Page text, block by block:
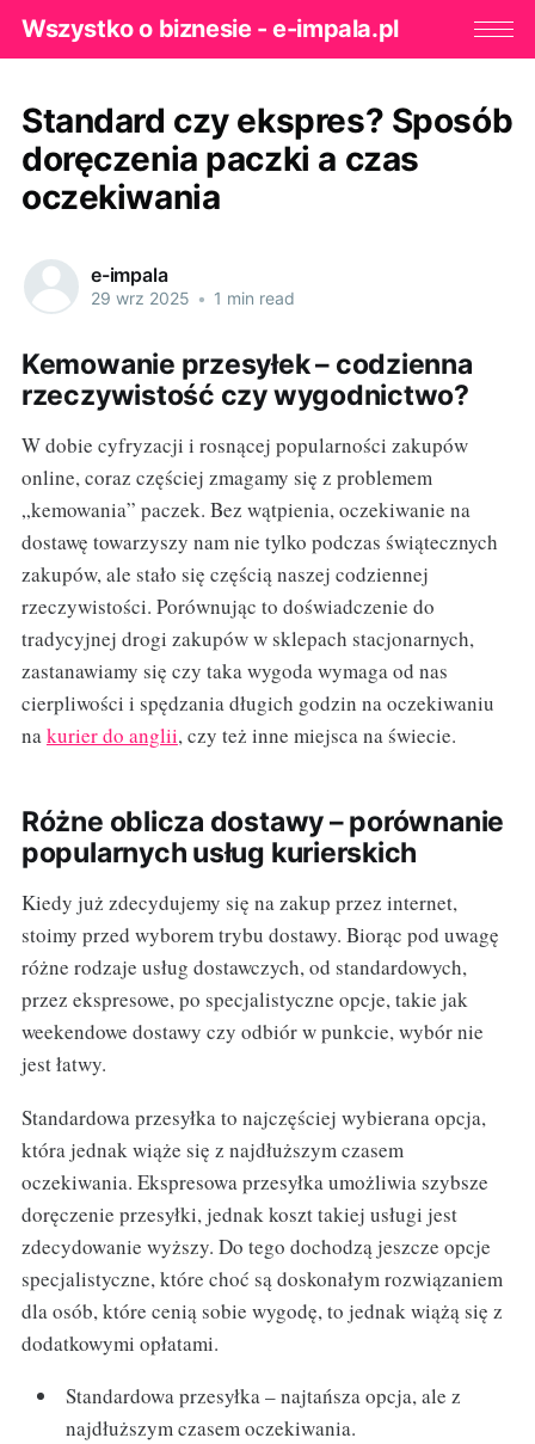
Wszystko o biznesie - e-impala.pl
Standard czy ekspres? Sposób
doręczenia paczki a czas
oczekiwania
e-impala
29 wrz 2025 • 1 min read
Kemowanie przesyłek – codzienna
rzeczywistość czy wygodnictwo?
W dobie cyfryzacji i rosnącej popularności zakupów
online, coraz częściej zmagamy się z problemem
„kemowania” paczek. Bez wątpienia, oczekiwanie na
dostawę towarzyszy nam nie tylko podczas świątecznych
zakupów, ale stało się częścią naszej codziennej
rzeczywistości. Porównując to doświadczenie do
tradycyjnej drogi zakupów w sklepach stacjonarnych,
zastanawiamy się czy taka wygoda wymaga od nas
cierpliwości i spędzania długich godzin na oczekiwaniu
nakurier do anglii, czy też inne miejsca na świecie.
Różne oblicza dostawy – porównanie
popularnych usług kurierskich
Kiedy już zdecydujemy się na zakup przez internet,
stoimy przed wyborem trybu dostawy. Biorąc pod uwagę
różne rodzaje usług dostawczych, od standardowych,
przez ekspresowe, po specjalistyczne opcje, takie jak
weekendowe dostawy czy odbiór w punkcie, wybór nie
jest łatwy.
Standardowa przesyłka to najczęściej wybierana opcja,
która jednak wiąże się z najdłuższym czasem
oczekiwania. Ekspresowa przesyłka umożliwia szybsze
doręczenie przesyłki, jednak koszt takiej usługi jest
zdecydowanie wyższy. Do tego dochodzą jeszcze opcje
specjalistyczne, które choć są doskonałym rozwiązaniem
dla osób, które cenią sobie wygodę, to jednak wiążą się z
dodatkowymi opłatami.
Standardowa przesyłka – najtańsza opcja, ale z
najdłuższym czasem oczekiwania.